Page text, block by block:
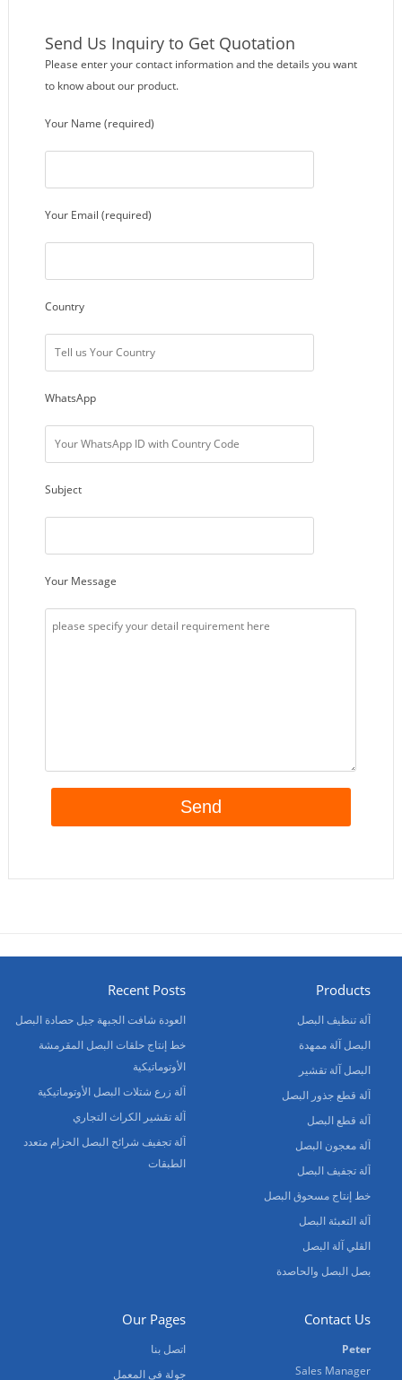
Send Us Inquiry to Get Quotation
Please enter your contact information and the details you want
to know about our product.
Your Name (required)
Your Email (required)
Country
WhatsApp
Subject
Your Message
Recent Posts
العودة شافت الجبهة جبل حصادة البصل
خط إنتاج حلقات البصل المقرمشة
الأوتوماتيكية
آلة زرع شتلات البصل الأوتوماتيكية
آلة تقشير الكراث التجاري
آلة تجفيف شرائح البصل الحزام متعدد
الطبقات
Products
آلة تنظيف البصل
البصل آلة ممهدة
البصل آلة تقشير
آلة قطع جذور البصل
آلة قطع البصل
آلة معجون البصل
آلة تجفيف البصل
خط إنتاج مسحوق البصل
آلة التعبئة البصل
القلي آلة البصل
بصل البصل والحاصدة
Our Pages
اتصل بنا
جولة في المعمل
Contact Us
Peter
Sales Manager